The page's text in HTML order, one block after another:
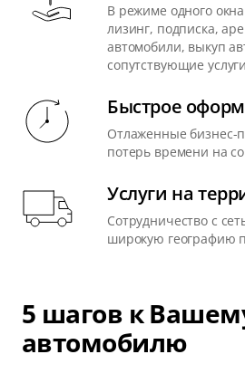
В режиме одного
лизинг, подписка,
автомобили, выкуп
сопутствующие услуги
Быстрое
Отлаженные бизнес-
потерь времени на
Услуги на
Сотрудничество с
широкую географию
5 шагов к
автомобилю